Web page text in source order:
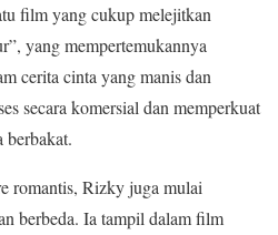
film yang cukup melejitkan
yang mempertemukannya
cerita cinta yang manis dan
secara komersial dan memperkuat
berbakat.
romantis, Rizky juga mulai
berbeda. Ia tampil dalam film